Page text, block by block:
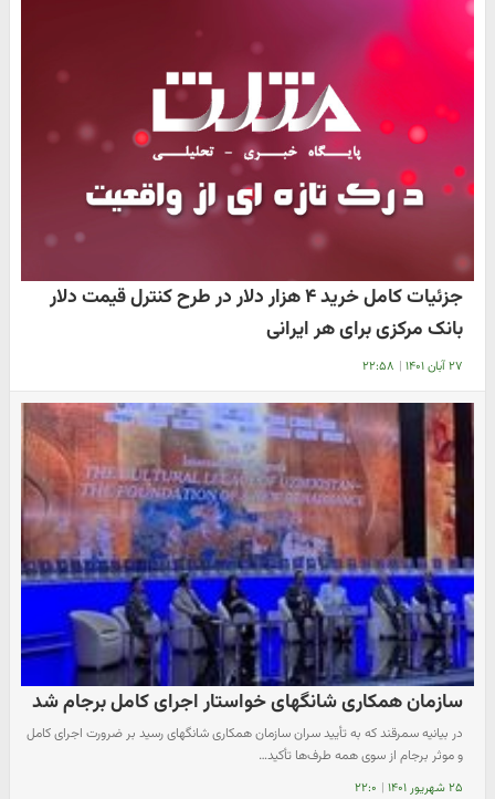
جزئیات کامل خرید ۴ هزار دلار در طرح کنترل قیمت دلار
بانک مرکزی برای هر ایرانی
۲۷ آبان ۱۴۰۱ | ۲۲:۵۸
سازمان همکاری شانگهای خواستار اجرای کامل برجام شد
در بیانیه سمرقند که به تأیید سران سازمان همکاری شانگهای رسید بر ضرورت اجرای کامل
و موثر برجام از سوی همه طرف‌ها تأکید…
۲۵ شهریور ۱۴۰۱ | ۲۲:۰